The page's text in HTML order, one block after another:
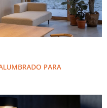
PARA